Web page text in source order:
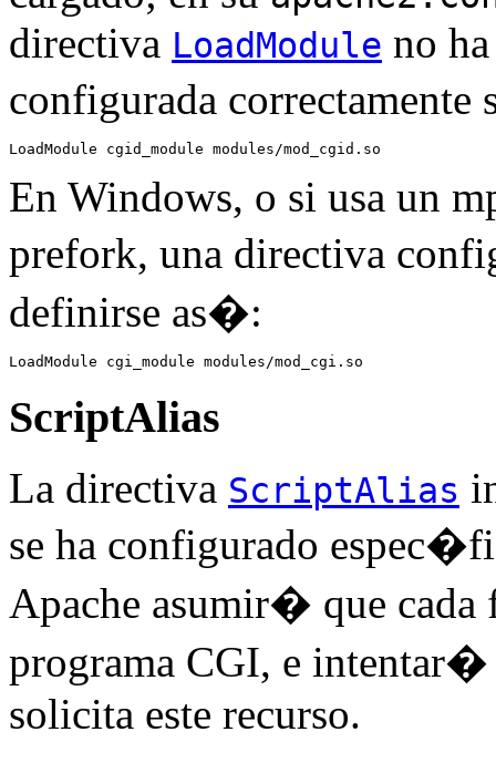
directiva LoadModule no
configurada
LoadModule cgid_module modules/mod_cgid.so
En Windows, o si usa un
prefork, una directiva
definirse as�:
LoadModule cgi_module modules/mod_cgi.so
ScriptAlias
La directiva ScriptAlias
se ha configurado
Apache asumir� que cada
programa CGI, e intentar�
solicita este recurso.